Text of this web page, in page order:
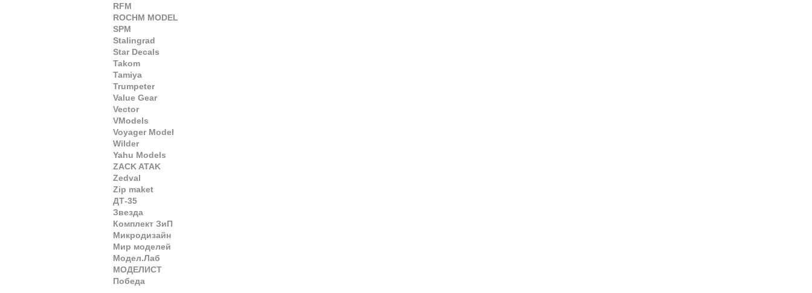
RFM
ROCHM MODEL
SPM
Stalingrad
Star Decals
Takom
Tamiya
Trumpeter
Value Gear
Vector
VModels
Voyager Model
Wilder
Yahu Models
ZACK ATAK
Zedval
Zip maket
ДТ-35
Звезда
Комплект ЗиП
Микродизайн
Мир моделей
Модел.Лаб
МОДЕЛИСТ
Победа